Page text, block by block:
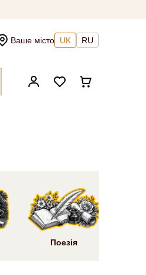
Ваше місто UK RU
Поезія